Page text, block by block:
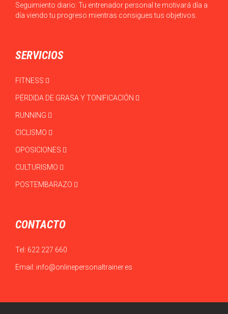
Seguimiento diario: Tu entrenador personal te motivará día a
día viendo tu progreso mientras consigues tus objetivos.
SERVICIOS
FITNESS
PÉRDIDA DE GRASA Y TONIFICACIÓN
RUNNING
CICLISMO
OPOSICIONES
CULTURISMO
POSTEMBARAZO
CONTACTO
Tel: 622 227 660
Email: info@onlinepersonaltrainer.es